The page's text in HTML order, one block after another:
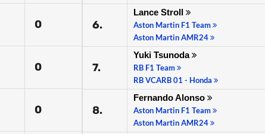
0
0
0
6.
Lance Stroll
Aston Martin F1 Team
Aston Martin AMR24
7.
Yuki Tsunoda
RB F1 Team
RB VCARB 01 - Honda
8.
Fernando Alonso
Aston Martin F1 Team
Aston Martin AMR24